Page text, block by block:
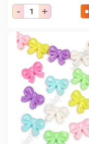
- +